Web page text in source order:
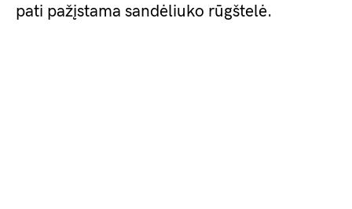
pati pažįstama sandėliuko rūgštelė.